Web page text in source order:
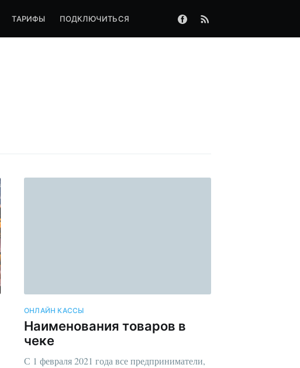
ТАРИФЫ ПОДКЛЮЧИТЬСЯ
ОНЛАЙН КАССЫ
Наименования товаров в
чеке
С 1 февраля 2021 года все предприниматели,